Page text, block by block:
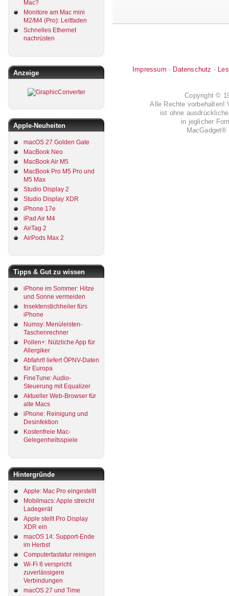
Mac?
Monitore am Mac mini
M2/M4 (Pro): Leitfaden
Schnelles Ethernet
nachrüsten
Anzeige
Apple-Neuheiten
macOS 27 Golden Gate
MacBook Neo
MacBook Air M5
MacBook Pro M5 Pro und
M5 Max
Studio Display 2
Studio Display XDR
iPhone 17e
iPad Air M4
AirTag 2
AirPods Max 2
Tipps & Gut zu wissen
iPhone im Sommer: Hitze
und Sonne vermeiden
Insektenstichheiler fürs
iPhone
Numsy: Menüleisten-
Taschenrechner
Pollen+: Nützliche App für
Allergiker
Abfahrt! liefert ÖPNV-Daten
für Europa
FineTune: Audio-
Steuerung mit Equalizer
Aktueller Web-Browser für
alte Macs
iPhone: Reinigung und
Desinfektion
Kostenfreie Mac-
Gelegenheitsspiele
Hintergründe
Apple: Mac Pro eingestellt
Mobilmacs: Apple streicht
Ladegerät
Apple stellt Pro Display
XDR ein
macOS 14: Support-Ende
im Herbst
Computertastatur reinigen
Wi-Fi 8 verspricht
zuverlässigere
Verbindungen
macOS 27 und Time
Impressum - Datenschutz -
Copyright ©
Alle Rechte vorbehalten!
ist ohne
in jeglicher
MacGadget®